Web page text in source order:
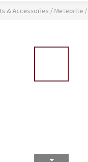
& Accessories / Meteorite /